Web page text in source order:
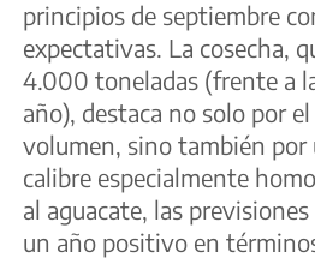
principios de septiembre
expectativas. La cosecha,
4.000 toneladas (frente a
año), destaca no solo por
volumen, sino también por
calibre especialmente
al aguacate, las
un año positivo en